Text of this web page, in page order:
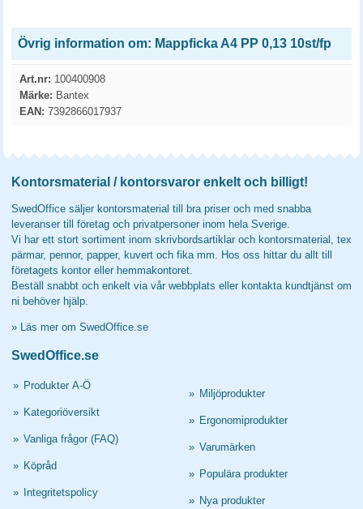
Övrig information om: Mappficka A4 PP 0,13 10st/fp
Art.nr: 100400908
Märke: Bantex
EAN: 7392866017937
Kontorsmaterial / kontorsvaror enkelt och billigt!
SwedOffice säljer kontorsmaterial till bra priser och med snabba
leveranser till företag och privatpersoner inom hela Sverige.
Vi har ett stort sortiment inom skrivbordsartiklar och kontorsmaterial, tex
pärmar, pennor, papper, kuvert och fika mm. Hos oss hittar du allt till
företagets kontor eller hemmakontoret.
Beställ snabbt och enkelt via vår webbplats eller kontakta kundtjänst om
ni behöver hjälp.
» Läs mer om SwedOffice.se
SwedOffice.se
» Produkter A-Ö
» Kategoriöversikt
» Vanliga frågor (FAQ)
» Köpråd
» Integritetspolicy
» Miljöprodukter
» Ergonomiprodukter
» Varumärken
» Populära produkter
» Nya produkter